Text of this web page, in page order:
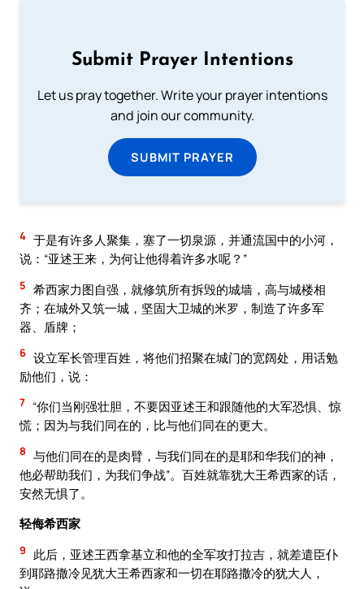
Submit Prayer Intentions
Let us pray together. Write your prayer intentions
and join our community.
SUBMIT PRAYER
4 于是有许多人聚集，塞了一切泉源，并通流国中的小河，
说：“亚述王来，为何让他得着许多水呢？”
5 希西家力图自强，就修筑所有拆毁的城墙，高与城楼相
齐；在城外又筑一城，坚固大卫城的米罗，制造了许多军
器、盾牌；
6 设立军长管理百姓，将他们招聚在城门的宽阔处，用话勉
励他们，说：
7 “你们当刚强壮胆，不要因亚述王和跟随他的大军恐惧、惊
慌；因为与我们同在的，比与他们同在的更大。
8 与他们同在的是肉臂，与我们同在的是耶和华我们的神，
他必帮助我们，为我们争战”。百姓就靠犹大王希西家的话，
安然无惧了。
轻侮希西家
9
此后，亚述王西拿基立和他的全军攻打拉吉，就差遣臣仆
到耶路撒冷见犹大王希西家和一切在耶路撒冷的犹大人，